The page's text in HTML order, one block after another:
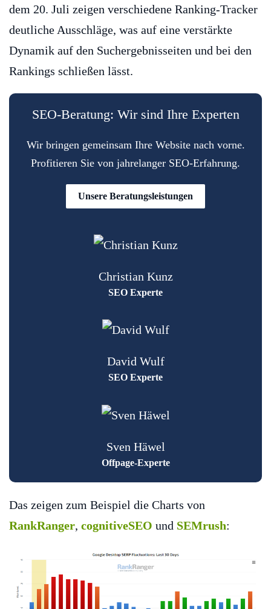
dem 20. Juli zeigen verschiedene Ranking-Tracker
deutliche Ausschläge, was auf eine verstärkte
Dynamik auf den Suchergebnisseiten und bei den
Rankings schließen lässt.
SEO-Beratung: Wir sind Ihre Experten
Wir bringen gemeinsam Ihre Website nach vorne.
Profitieren Sie von jahrelanger SEO-Erfahrung.
Unsere Beratungsleistungen
Christian Kunz
SEO Experte
David Wulf
SEO Experte
Sven Häwel
Offpage-Experte
Das zeigen zum Beispiel die Charts von
RankRanger, cognitiveSEO und SEMrush: